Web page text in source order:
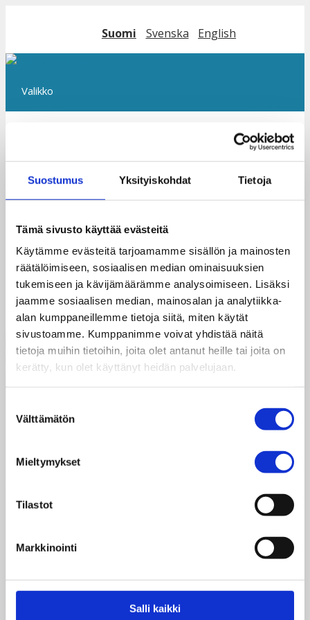
Suostumus Yksityiskohdat Tietoja
Tämä sivusto käyttää evästeitä
Käytämme evästeitä tarjoamamme sisällön ja mainosten
räätälöimiseen, sosiaalisen median ominaisuuksien
tukemiseen ja kävijämäärämme analysoimiseen. Lisäksi
jaamme sosiaalisen median, mainosalan ja analytiikka-
alan kumppaneillemme tietoja siitä, miten käytät
sivustoamme. Kumppanimme voivat yhdistää näitä
tietoja muihin tietoihin, joita olet antanut heille tai joita on
kerätty, kun olet käyttänyt heidän palvelujaan.
valinta
Välttämätön
Mieltymykset
Tilastot
Markkinointi
Salli kaikki
Suomi Svenska English
Valikko
Juliste_suomi_pieni
Globaalikeskus
050 341 5507
Taksvärkki-keräys